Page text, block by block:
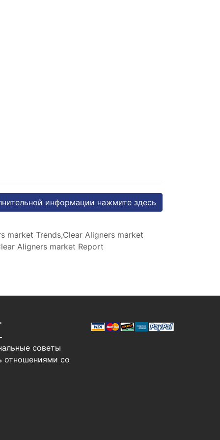
информации нажмите здесь
market Trends,Clear Aligners market
Aligners market Report
советы
отношениями со